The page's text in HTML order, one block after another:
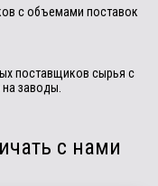
с объемами поставок
поставщиков сырья с
заводы.
с нами